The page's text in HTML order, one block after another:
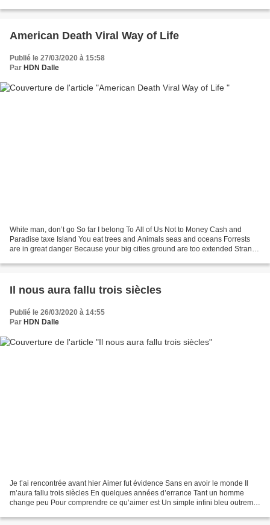
American Death Viral Way of Life
Publié le 27/03/2020 à 15:58
Par HDN Dalle
White man, don’t go So far I belong To All of Us Not to Money Cash and
Paradise taxe Island You eat trees and Animals seas and oceans Forrests
are in great danger Because your big cities ground are too extended Strange
Il nous aura fallu trois siècles
Publié le 26/03/2020 à 14:55
Par HDN Dalle
Je t’ai rencontrée avant hier Aimer fut évidence Sans en avoir le monde Il
m’aura fallu trois siècles En quelques années d’errance Tant un homme
change peu Pour comprendre ce qu’aimer est Un simple infini bleu outremer